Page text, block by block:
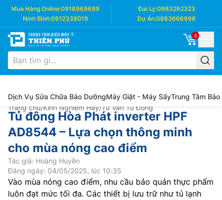
Mua Hàng Online:0918969699 Đại Lý:0983262323
Ninh Bình:0912339019 Dự Án:0983666996
0
Dịch Vụ Sửa Chữa Bảo DưỡngMáy Giặt - Máy SấyTrung Tâm Bảo
Trang chủ/Kinh Nghiệm Hay/Tư Vấn Tủ Đông
Tủ đông Hòa Phát inverter HPF
AD8544 – Lựa chọn thông minh
cho mùa nóng cao điểm
Tác giả: Hoàng Huyền
Đăng ngày: 04/05/2025, lúc 10:35
Vào mùa nóng cao điểm, nhu cầu bảo quản thực phẩm
luôn đạt mức tối đa. Các thiết bị lưu trữ như tủ lạnh